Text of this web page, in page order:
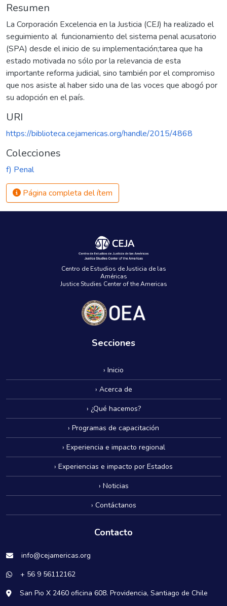
Resumen
La Corporación Excelencia en la Justicia (CEJ) ha realizado el
seguimiento al funcionamiento del sistema penal acusatorio
(SPA) desde el inicio de su implementación;tarea que ha
estado motivada no sólo por la relevancia de esta
importante reforma judicial, sino también por el compromiso
que nos asiste al haber sido una de las voces que abogó por
su adopción en el país.
URI
https://biblioteca.cejamericas.org/handle/2015/4868
Colecciones
f) Penal
Página completa del ítem
Centro de Estudios de Justicia de las
Américas
Justice Studies Center of the Americas
Secciones
› Inicio
› Acerca de
› ¿Qué hacemos?
› Programas de capacitación
› Experiencia e impacto regional
› Experiencias e impacto por Estados
› Noticias
› Contáctanos
Contacto
info@cejamericas.org
+ 56 9 56112162
San Pio X 2460 oficina 608. Providencia, Santiago de Chile